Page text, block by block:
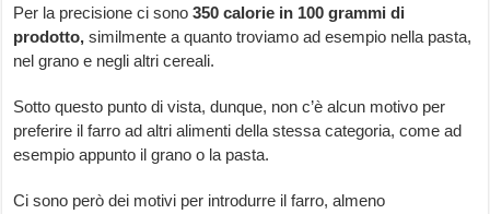
Per la precisione ci sono350 calorie in 100 grammi di
prodotto, similmente a quanto troviamo ad esempio nella pasta,
nel grano e negli altri cereali.
Sotto questo punto di vista, dunque, non c’è alcun motivo per
preferire il farro ad altri alimenti della stessa categoria, come ad
esempio appunto il grano o la pasta.
Ci sono però dei motivi per introdurre il farro, almeno